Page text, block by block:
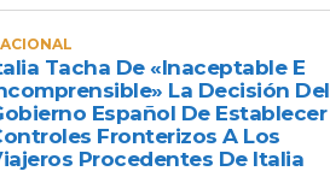
Tacha De «inaceptable E
La Decisión Del
Español De Establecer
Fronterizos A Los
Procedentes De Italia